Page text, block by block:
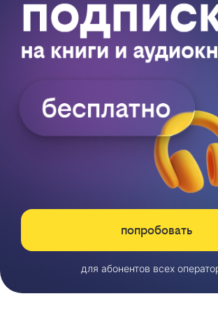
попробовать
для абонентов всех